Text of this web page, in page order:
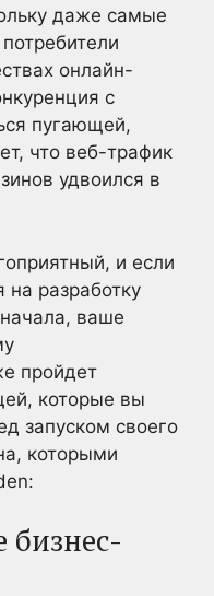
даже самые
онлайн-
с
пугающей,
что веб-трафик
удвоился в
и если
разработку
ваше
пройдет
которые вы
запуском своего
которыми
бизнес-